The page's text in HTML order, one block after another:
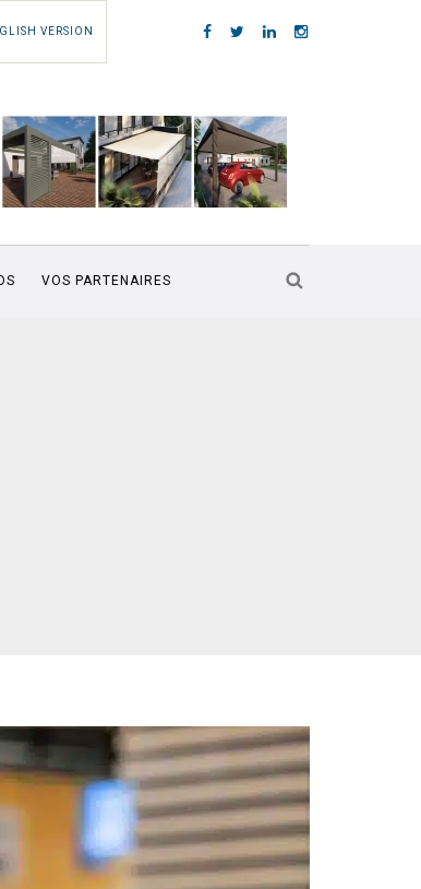
VERSION
VOS PARTENAIRES